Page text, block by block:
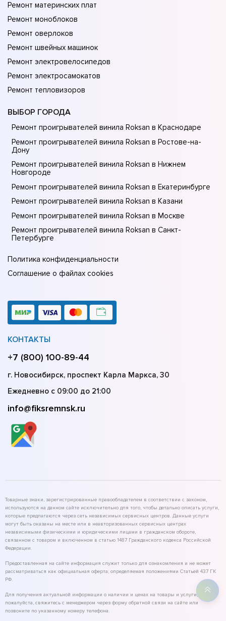
Ремонт материнских плат
Ремонт моноблоков
Ремонт оверлоков
Ремонт швейных машинок
Ремонт электровелосипедов
Ремонт электросамокатов
Ремонт тепловизоров
ВЫБОР ГОРОДА
Ремонт проигрывателей винила Roksan в Краснодаре
Ремонт проигрывателей винила Roksan в Ростове-на-
Донy
Ремонт проигрывателей винила Roksan в Нижнем
Новгороде
Ремонт проигрывателей винила Roksan в Екатеринбурге
Ремонт проигрывателей винила Roksan в Казани
Ремонт проигрывателей винила Roksan в Москве
Ремонт проигрывателей винила Roksan в Санкт-
Петербурге
Политика конфиденциальности
Соглашение о файлах cookies
КОНТАКТЫ
+7 (800) 100-89-44
г. Новосибирск, проспект Карла Маркса, 30
Ежедневно с 09:00 до 21:00
info@fiksremnsk.ru
Товарные знаки, зарегистрированные правообладателем в соответствии с законом,
используются на данном сайте исключительно для того, чтобы детально описать услуги,
которые предлагаются через сеть независимых сервисных центров. Данные услуги
могут быть оказаны на месте или в неавторизованных сервисных центрах
независимыми физическими и юридическими лицами в гражданском обороте,
связанном с товаром и включенном в статью 1487 Гражданского кодекса Российской
Федерации.
Предоставленная на сайте информация служит только для ознакомления и не может
рассматриваться как официальная оферта, определяемая положениями Статьей 437 ГК
РФ.
Для получения актуальной информации о наличии и ценах на товары и услуги,
пожалуйста, свяжитесь с менеджером через форму обратной связи на сайте или
позвоните по указанному номеру телефона.